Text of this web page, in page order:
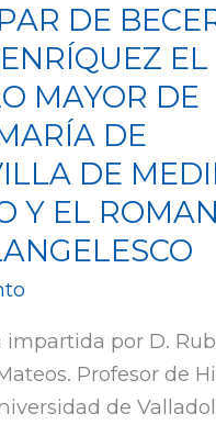
DE
EL
MAYOR DE
DE
DE
Y EL
impartida por D.
Profesor de
de